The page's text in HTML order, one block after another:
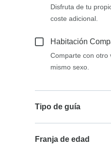
Disfruta de tu
coste adicional.
Habitación
Comparte con otro
mismo sexo.
Tipo de guía
Franja de edad